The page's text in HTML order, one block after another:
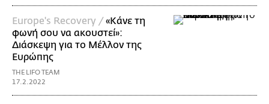
Europe's Recovery /«Κάνε τη
φωνή σου να ακουστεί»:
Διάσκεψη για το Μέλλον της
Ευρώπης
THE LIFO TEAM
17.2.2022